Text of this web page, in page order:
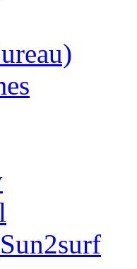
Sun2surf